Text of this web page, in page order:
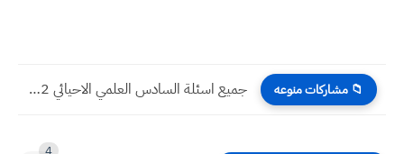
📁 مشاركات منوعه جميع اسئلة السادس العلمي الاحيائي 2022 الدور الاول مع الاجوبة